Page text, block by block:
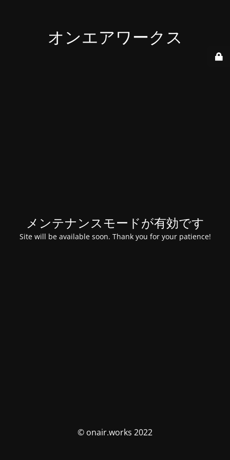
オンエアワークス
メンテナンスモードが有効です
Site will be available soon. Thank you for your patience!
© onair.works 2022